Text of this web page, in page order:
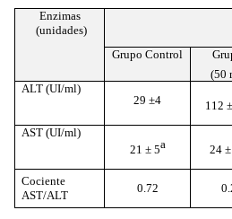
Enzimas
(unidades)
Grupo Control
(50
ALT (UI/ml)
29 ±4
112
AST (UI/ml)
21 ± 5a 24
Cociente
AST/ALT
0.72